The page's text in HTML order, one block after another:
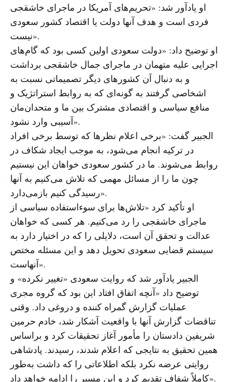
او یادآور شد: «تحریم‌های آمریکا در ماجرای خاشقجی
فردی است و هدف آنها دولت یا اقتصاد کشور سعودی
نیست».
او توضیح داد: «دولت سعودی اولین کسی بود که گام‌های
اجرایی علیه متهمان در ماجرای جمال خاشقجی برداشت
و به دنبال آن کشورهای دیگر تصمیماتی نسبت به
اشخاصی گرفتند به گونه‌ای که به روابط استراتژیک و
منافع سیاسی و اقتصادی مشترک بین ما و متحدان‌مان
آسیبی وارد نشود».
الجبیر گفت: «برخی اعلام نظرها که توسط برخی افراد
در ترکیه انجام می‌شود، به موجب ایجاد شکاف در
روابط می‌شوند. ما در کشور سعودی خواهان این نیستیم
چون ما را از مسائل مهمی که تلاش می‌کنیم به آنها
رسیدگی کنیم بازمی‌دارد».
او تأکید کرد «تلاش‌ها برای سوءاستفاده سیاسی از
ماجرای خاشقجی را رد می‌کنیم. هر کسی که خواهان
عدالت و تحقق آن است، دلایلی را که در اختیار دارد به
سیستم قضایی سعودی تحویل دهد و این مسئله مختص
آنهاست».
الجبیر یادآور شد که روایت سعودی «تغییر نکرده» و
توضیح داد «آنچه اتفاق افتاد این بود که گروه مجری
عملیات گزارش گمراه کننده و دروغی داد. وقتی
تناقضات گزارش آنها با واقعیت آشکار شد، خادم حرمین
شریفین دادستان را مأمور آغاز تحقیقات کرد و براساس
همین تحقیق به نتایجی که اعلام شدند، رسیدند. پادشاهی
روایتی عرضه نکرد بلکه اطلاعاتی را که داشت به‌طور
کاملاً شفاف تقدیم کرد و این مسیر را ادامه خواهد داد».